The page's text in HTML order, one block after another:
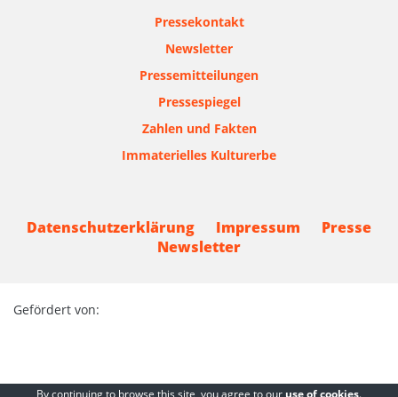
Pressekontakt
Newsletter
Pressemitteilungen
Pressespiegel
Zahlen und Fakten
Immaterielles Kulturerbe
Datenschutzerklärung Impressum
Presse
Newsletter
Gefördert von:
By continuing to browse this site, you agree to our use of cookies.